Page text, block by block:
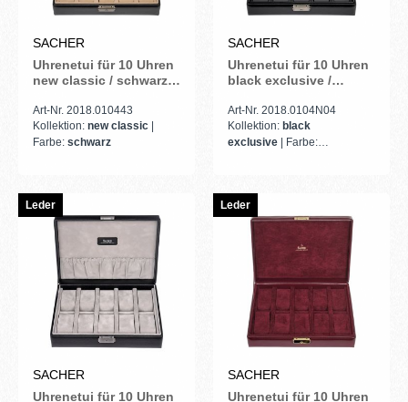
SACHER
Uhrenetui für 10 Uhren
new classic / schwarz
Art-Nr. 2018.010443
Kollektion: new classic
Farbe: schwarz
SACHER
Uhrenetui für 10 Uhren
black exclusive /
Art-Nr. 2018.0104N04
Kollektion: black
exclusive
| Farbe:
Leder
SACHER
Uhrenetui für 10 Uhren
Leder
SACHER
Uhrenetui für 10 Uhren